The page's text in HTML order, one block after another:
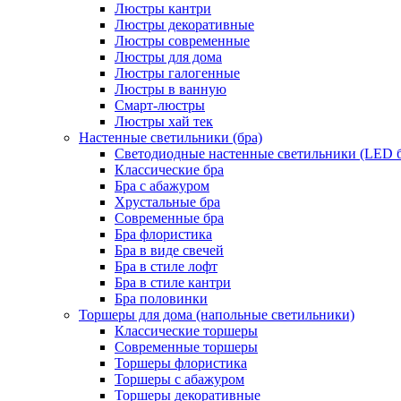
Люстры кантри
Люстры декоративные
Люстры современные
Люстры для дома
Люстры галогенные
Люстры в ванную
Смарт-люстры
Люстры хай тек
Настенные светильники (бра)
Светодиодные настенные светильники (LED
Классические бра
Бра с абажуром
Хрустальные бра
Современные бра
Бра флористика
Бра в виде свечей
Бра в стиле лофт
Бра в стиле кантри
Бра половинки
Торшеры для дома (напольные светильники)
Классические торшеры
Современные торшеры
Торшеры флористика
Торшеры с абажуром
Торшеры декоративные